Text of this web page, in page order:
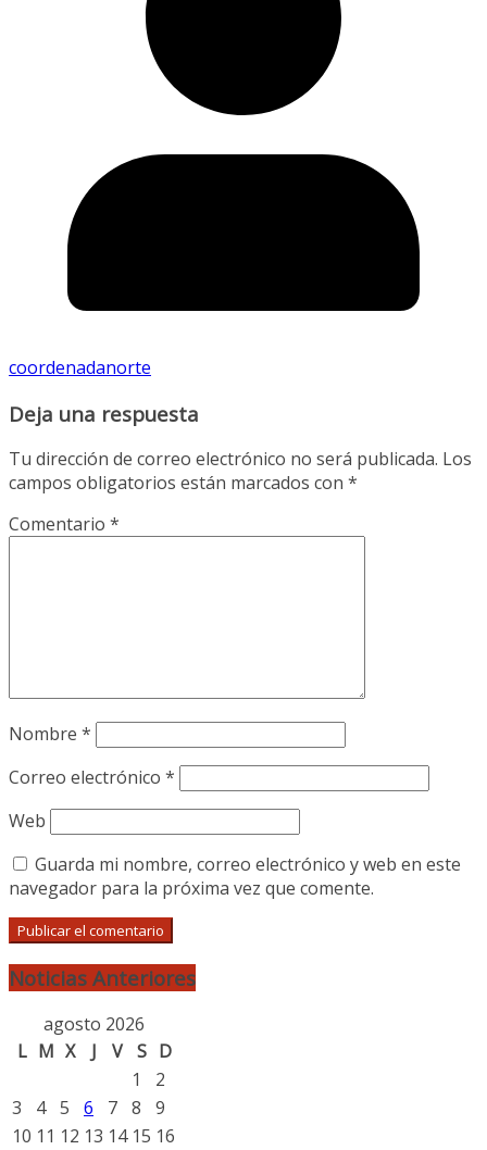
coordenadanorte
Deja una respuesta
Tu dirección de correo electrónico no será publicada. Los
campos obligatorios están marcados con *
Comentario *
Nombre *
Correo electrónico *
Web
Guarda mi nombre, correo electrónico y web en este
navegador para la próxima vez que comente.
Noticias Anteriores
agosto 2026
L M X J V S D
1
2
3
4 5 6 7 8
9
10 11 12 13 14 15 16